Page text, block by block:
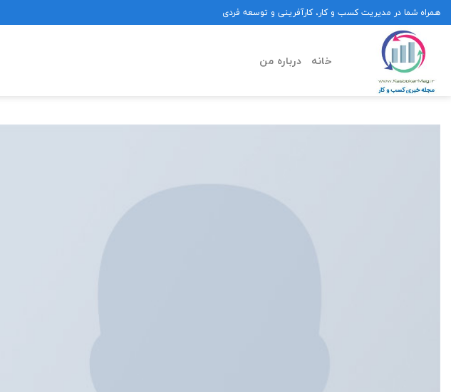
Skip
to
content
همراه شما در مدیریت کسب و کار، کارآفرینی و توسعه فردی
خانه درباره من